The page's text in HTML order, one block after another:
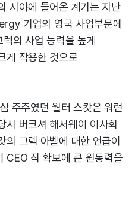
시야에 들어온 계기는 지난
기업의 영국 사업부문에
의 사업 능력을 높게
게 작용한 것으로
주주였던 월터 스캇은 워런
시 버크셔 해서웨이 이사회
의 그렉 아벨에 대한 언급이
CEO 직 확보에 큰 원동력을